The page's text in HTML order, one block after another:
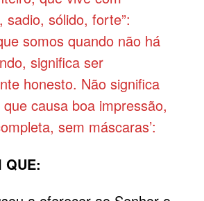
sadio, sólido, forte”:
somos quando não há
significa ser
honesto. Não significa
causa boa impressão,
sem máscaras’:
QUE: